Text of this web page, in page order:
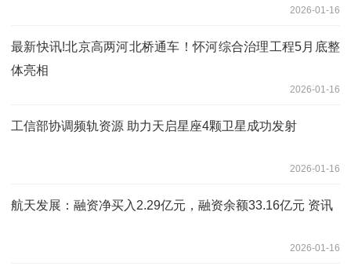
2026-01-16
最新快讯!北京高两河北桥通车！怀河综合治理工程5月底整
体亮相
2026-01-16
工信部协调频轨资源 助力天启星座4颗卫星成功发射
2026-01-16
航天发展：融资净买入2.29亿元，融资余额33.16亿元 资讯
2026-01-16